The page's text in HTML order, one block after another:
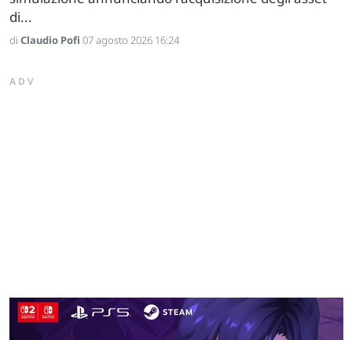
di...
di Claudio Pofi 07 agosto 2026 16:24
ADV